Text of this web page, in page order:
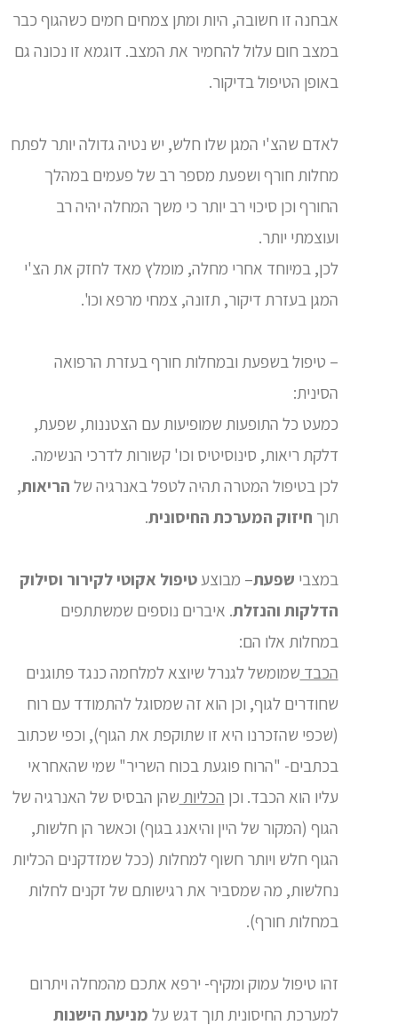
אבחנה זו חשובה, היות ומתן צמחים חמים כשהגוף כבר
במצב חום עלול להחמיר את המצב. דוגמא זו נכונה גם
באופן הטיפול בדיקור.
לאדם שהצ'י המגן שלו חלש, יש נטיה גדולה יותר לפתח
מחלות חורף ושפעת מספר רב של פעמים במהלך
החורף וכן סיכוי רב יותר כי משך המחלה יהיה רב
ועוצמתי יותר.
לכן, במיוחד אחרי מחלה, מומלץ מאד לחזק את הצ'י
המגן בעזרת דיקור, תזונה, צמחי מרפא וכו'.
– טיפול בשפעת ובמחלות חורף בעזרת הרפואה
הסינית:
כמעט כל התופעות שמופיעות עם הצטננות, שפעת,
דלקת ריאות, סינוסיטיס וכו' קשורות לדרכי הנשימה.
לכן בטיפול המטרה תהיה לטפל באנרגיה של הריאות,
תוך חיזוק המערכת החיסונית.
במצבי שפעת– מבוצעטיפול אקוטי לקירור וסילוק
הדלקות והנזלת. איברים נוספים שמשתתפים
במחלות אלו הם:
הכבד שמומשל לגנרל שיוצא למלחמה כנגד פתוגנים
שחודרים לגוף, וכן הוא זה שמסוגל להתמודד עם רוח
(שכפי שהזכרנו היא זו שתוקפת את הגוף), וכפי שכתוב
בכתבים- "הרוח פוגעת בכוח השריר" שמי שהאחראי
עליו הוא הכבד. וכן הכליות שהן הבסיס של האנרגיה של
הגוף (המקור של היין והיאנג בגוף) וכאשר הן חלשות,
הגוף חלש ויותר חשוף למחלות (ככל שמזדקנים הכליות
נחלשות, מה שמסביר את רגישותם של זקנים לחלות
במחלות חורף).
זהו טיפול עמוק ומקיף- ירפא אתכם מהמחלה ויתרום
למערכת החיסונית תוך דגש על מניעת הישנות